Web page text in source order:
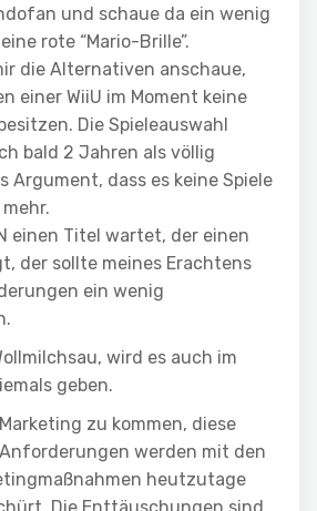
und schaue da ein wenig
rote “Mario-Brille”.
die Alternativen anschaue,
einer WiiU im Moment keine
Die Spieleauswahl
bald 2 Jahren als völlig
Argument, dass es keine Spiele
einen Titel wartet, der einen
der sollte meines Erachtens
ein wenig
wird es auch im
geben.
zu kommen, diese
werden mit den
heutzutage